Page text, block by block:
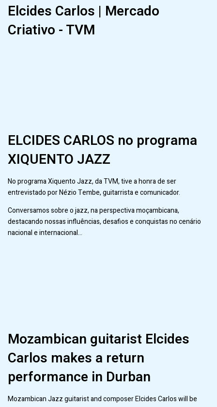
Elcides Carlos | Mercado
Criativo - TVM
ELCIDES CARLOS no programa
XIQUENTO JAZZ
No programa Xiquento Jazz, da TVM, tive a honra de ser
entrevistado por Nézio Tembe, guitarrista e comunicador.
Conversamos sobre o jazz, na perspectiva moçambicana,
destacando nossas influências, desafios e conquistas no cenário
nacional e internacional…
Mozambican guitarist Elcides
Carlos makes a return
performance in Durban
Mozambican Jazz guitarist and composer Elcides Carlos will be